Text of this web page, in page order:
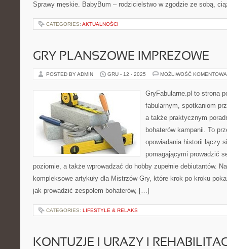
Sprawy męskie. BabyBum – rodzicielstwo w zgodzie ze sobą,
CATEGORIES: AKTUALNOŚCI
GRY PLANSZOWE IMPREZOWE
POSTED BY ADMIN GRU - 12 - 2025 MOŻLIWOŚĆ
GryFabularne.pl to strona
fabularnym, spotkaniom
a także praktycznym
bohaterów kampanii. To
opowiadania historii łączy
pomagającymi prowadzić
poziomie, a także wprowadzać do hobby zupełnie debiutantów.
kompleksowe artykuły dla Mistrzów Gry, które krok po kroku
jak prowadzić zespołem bohaterów, […]
CATEGORIES: LIFESTYLE & RELAKS
KONTUZJE I URAZY I